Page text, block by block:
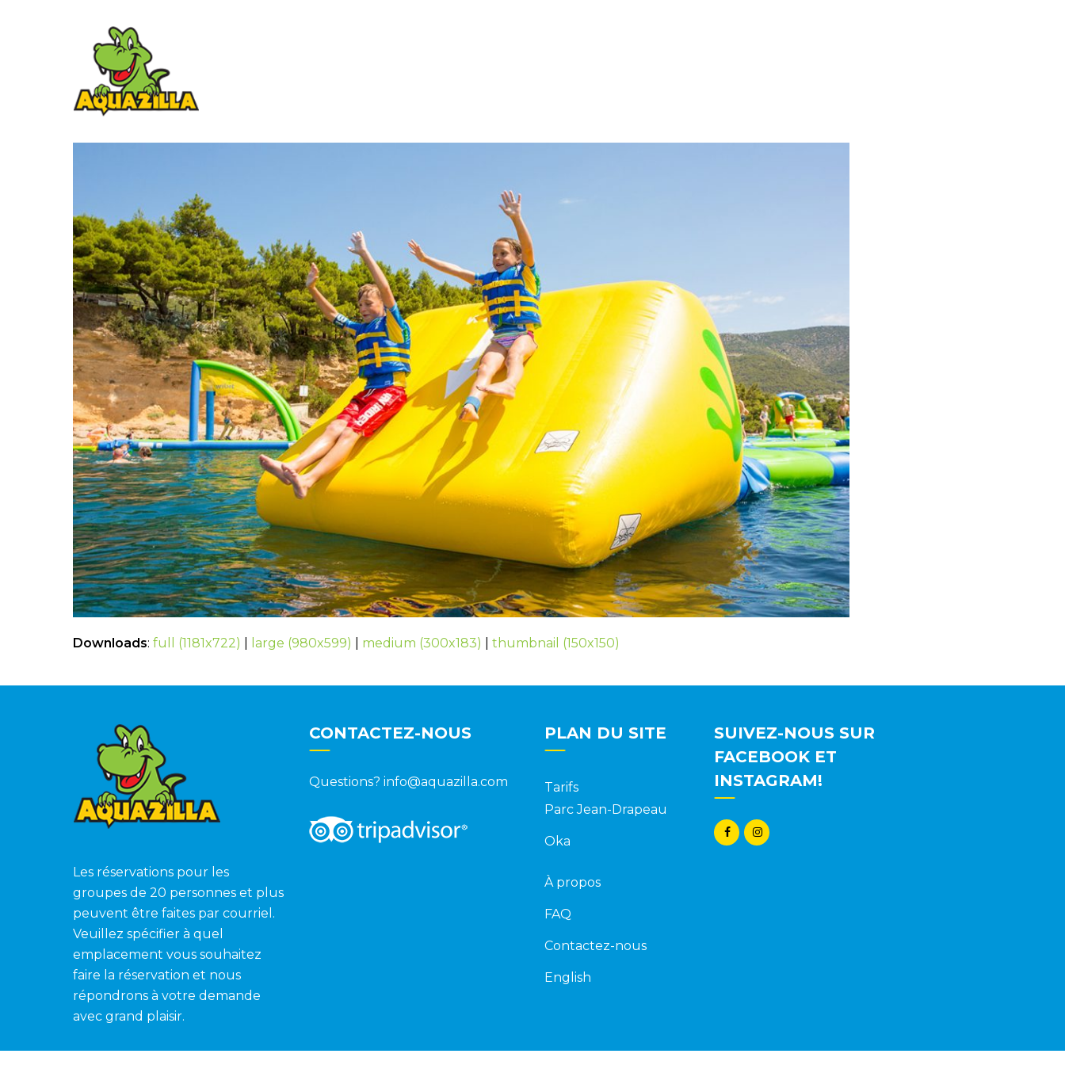
Downloads: full (1181x722) large (980x599) medium (300x183) thumbnail (150x150)
Les réservations pour les
groupes de 20 personnes et plus
peuvent être faites par courriel.
Veuillez spécifier à quel
emplacement vous souhaitez
faire la réservation et nous
répondrons à votre demande
avec grand plaisir.
CONTACTEZ-NOUS
Questions? info@aquazilla.com
PLAN DU SITE
Tarifs
Parc Jean-Drapeau
Oka
À propos
FAQ
Contactez-nous
English
SUIVEZ-NOUS SUR
FACEBOOK ET
INSTAGRAM!